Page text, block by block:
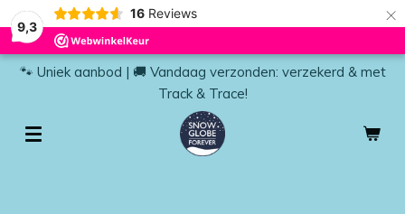
9,3
16 Reviews ×
🐾 Uniek aanbod | 🚚 Vandaag verzonden: verzekerd & met
Track & Trace!